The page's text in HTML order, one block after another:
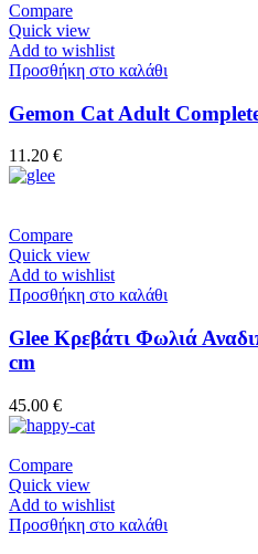
Compare
Quick view
Add to wishlist
Προσθήκη στο καλάθι
Gemon Cat Adult
11.20 €
Compare
Quick view
Add to wishlist
Προσθήκη στο καλάθι
Glee Κρεβάτι Φωλιά
cm
45.00 €
Compare
Quick view
Add to wishlist
Προσθήκη στο καλάθι